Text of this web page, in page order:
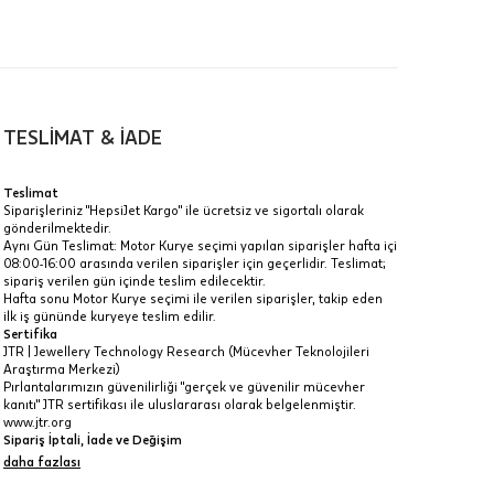
ancak
Taksit Toplamı
66.760 ₺
66.760 ₺
TESLİMAT & İADE
Teslimat
Siparişleriniz "HepsiJet Kargo" ile ücretsiz ve sigortalı olarak
gönderilmektedir.
Aynı Gün Teslimat: Motor Kurye seçimi yapılan siparişler hafta içi
08:00-16:00 arasında verilen siparişler için geçerlidir. Teslimat;
sipariş verilen gün içinde teslim edilecektir.
Hafta sonu Motor Kurye seçimi ile verilen siparişler, takip eden
ilk iş gününde kuryeye teslim edilir.
Sertifika
JTR | Jewellery Technology Research (Mücevher Teknolojileri
Araştırma Merkezi)
Pırlantalarımızın güvenilirliği "gerçek ve güvenilir mücevher
kanıtı" JTR sertifikası ile uluslararası olarak belgelenmiştir.
www.jtr.org
Sipariş İptali, İade ve Değişim
İptal: Kargoya verilmeyen veya faturası oluşmayan siparişlerinizi
daha fazlası